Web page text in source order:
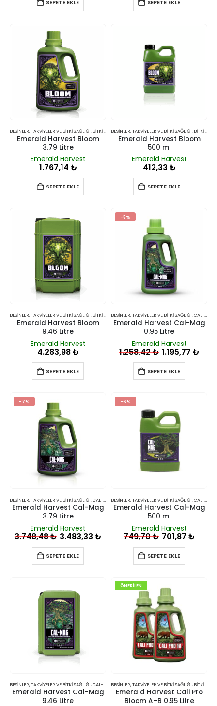
SEPETE EKLE SEPETE EKLE
BESINLER, TAKVIYELER VE BITKI SAĞLIĞI, BITKI BESINLERI VE TAKVIYELERI
Emerald Harvest Bloom
3.79 Litre
Emerald Harvest
1.767,14 ₺
SEPETE EKLE
BESINLER, TAKVIYELER VE BITKI SAĞLIĞI, BITKI BESINLERI VE TAKVIYELERI
Emerald Harvest Bloom
500 ml
Emerald Harvest
412,33 ₺
SEPETE EKLE
BESINLER, TAKVIYELER VE BITKI SAĞLIĞI, BITKI BESINLERI VE TAKVIYELERI
Emerald Harvest Bloom
9.46 Litre
Emerald Harvest
4.283,98₺
SEPETE EKLE
-5%
BESINLER, TAKVIYELER VE BITKI SAĞLIĞI,CAL-MAG
Emerald Harvest Cal-Mag
0.95 Litre
Emerald Harvest
1.258,42₺ 1.195,77₺
SEPETE EKLE
-7%
BESINLER, TAKVIYELER VE BITKI SAĞLIĞI,CAL-MAG
Emerald Harvest Cal-Mag
3.79 Litre
Emerald Harvest
3.748,48₺ 3.483,33₺
SEPETE EKLE
-6%
BESINLER, TAKVIYELER VE BITKI SAĞLIĞI,CAL-MAG
Emerald Harvest Cal-Mag
500 ml
Emerald Harvest
749,70₺ 701,87₺
SEPETE EKLE
BESINLER, TAKVIYELER VE BITKI SAĞLIĞI,CAL-MAG
Emerald Harvest Cal-Mag
9.46 Litre
ÖNERILEN
BESINLER, TAKVIYELER VE BITKI SAĞLIĞI, BITKI BESINLERI VE TAKVIYELERI
Emerald Harvest Cali Pro
Bloom A+B 0.95 Litre